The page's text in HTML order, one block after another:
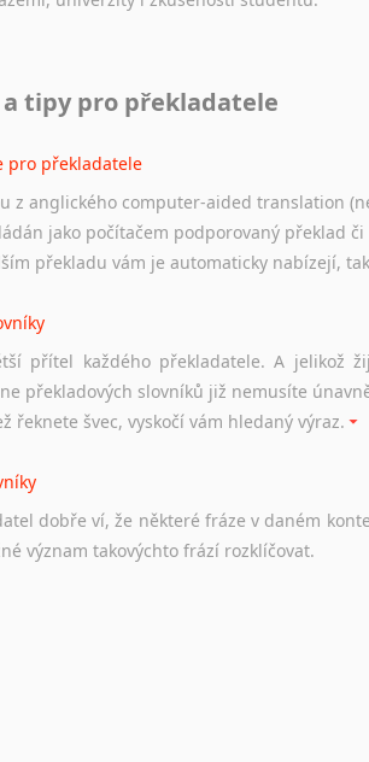
cenné informace nekomerčního
užitečných všem, kteří uvažují o studiu v
univerzity a samozřejmě i osobní
cenné informace nekomerčního
internetu případně osobní zkušenosti
práci
pravidla, jako pro český životopis. Tak dost
tipy pro překladatele
pro překladatele
z anglického computer-aided translation
jako počítačem podporovaný překlad
překladu vám je automaticky nabízejí,
přítel každého překladatele. A jelikož
překladových slovníků již nemusíte
řeknete švec, vyskočí vám hledaný výraz.
dobře ví, že některé fráze v daném
význam takovýchto frází rozklíčovat.